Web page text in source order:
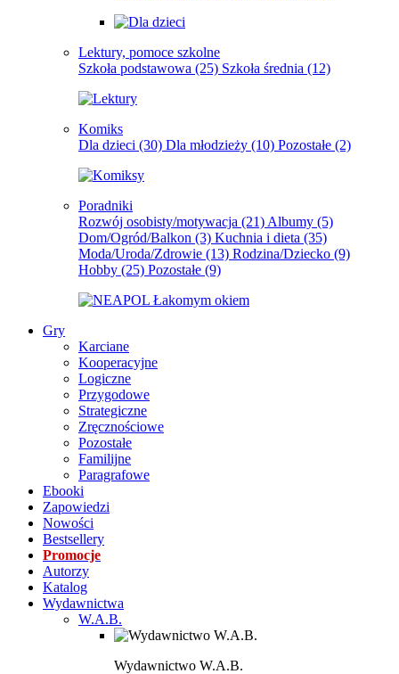
Lektury, pomoce szkolne
Szkoła podstawowa (25) Szkoła średnia (12)
Komiks
Dla dzieci (30) Dla młodzieży (10) Pozostałe (2)
Poradniki
Rozwój osobisty/motywacja (21) Albumy (5)
Dom/Ogród/Balkon (3) Kuchnia i dieta (35)
Moda/Uroda/Zdrowie (13) Rodzina/Dziecko (9)
Hobby (25) Pozostałe (9)
Gry
Karciane
Kooperacyjne
Logiczne
Przygodowe
Strategiczne
Zręcznościowe
Pozostałe
Familijne
Paragrafowe
Ebooki
Zapowiedzi
Nowości
Bestsellery
Promocje
Autorzy
Katalog
Wydawnictwa
W.A.B.
Wydawnictwo W.A.B.